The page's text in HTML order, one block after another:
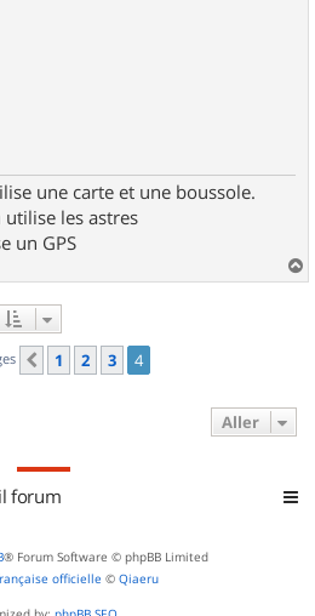
une carte et une boussole.
les astres
un GPS
a
Précédent
1 2 3 4
Aller
forum
® Forum Software © phpBB Limited
officielle © Qiaeru